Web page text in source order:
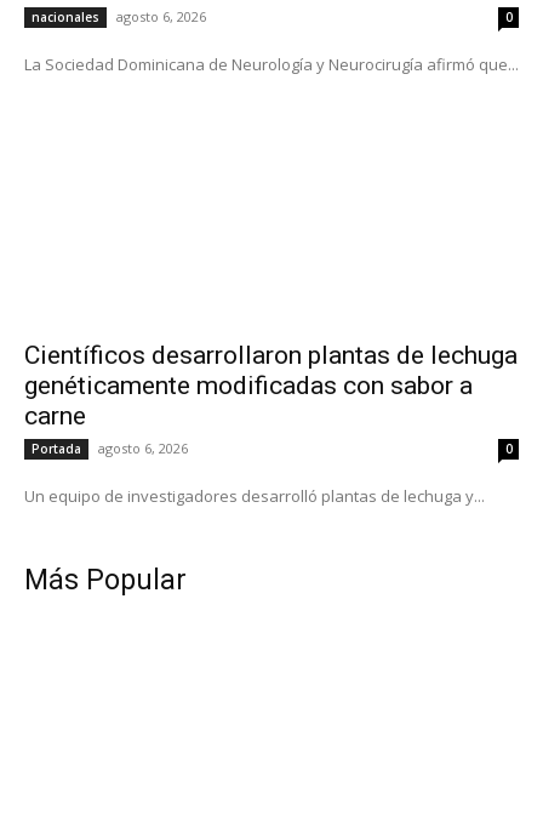
nacionales agosto 6, 2026 0
La Sociedad Dominicana de Neurología y Neurocirugía afirmó que...
Científicos desarrollaron plantas de lechuga
genéticamente modificadas con sabor a
carne
Portada agosto 6, 2026 0
Un equipo de investigadores desarrolló plantas de lechuga y...
Más Popular